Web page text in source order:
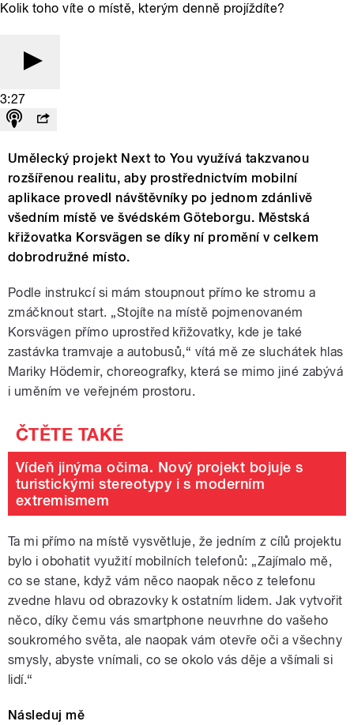
Kolik toho víte o místě, kterým denně projíždíte?
3:27
Umělecký projekt Next to You využívá takzvanou
rozšířenou realitu, aby prostřednictvím mobilní
aplikace provedl návštěvníky po jednom zdánlivě
všedním místě ve švédském Göteborgu. Městská
křižovatka Korsvägen se díky ní promění v celkem
dobrodružné místo.
Podle instrukcí si mám stoupnout přímo ke stromu a
zmáčknout start. „Stojíte na místě pojmenovaném
Korsvägen přímo uprostřed křižovatky, kde je také
zastávka tramvaje a autobusů,“ vítá mě ze sluchátek hlas
Mariky Hödemir, choreografky, která se mimo jiné zabývá
i uměním ve veřejném prostoru.
Vídeň jinýma očima. Nový projekt bojuje s
turistickými stereotypy i s moderním
extremismem
Ta mi přímo na místě vysvětluje, že jedním z cílů projektu
bylo i obohatit využití mobilních telefonů: „Zajímalo mě,
co se stane, když vám něco naopak něco z telefonu
zvedne hlavu od obrazovky k ostatním lidem. Jak vytvořit
něco, díky čemu vás smartphone neuvrhne do vašeho
soukromého světa, ale naopak vám otevře oči a všechny
smysly, abyste vnímali, co se okolo vás děje a všímali si
lidí.“
Následuj mě